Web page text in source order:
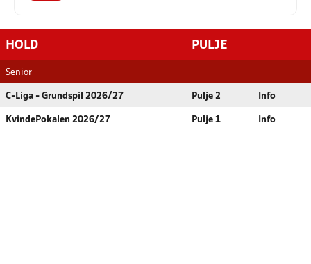
HOLD PULJE
Senior
C-Liga - Grundspil 2026/27 Pulje 2 Info
KvindePokalen 2026/27 Pulje 1 Info